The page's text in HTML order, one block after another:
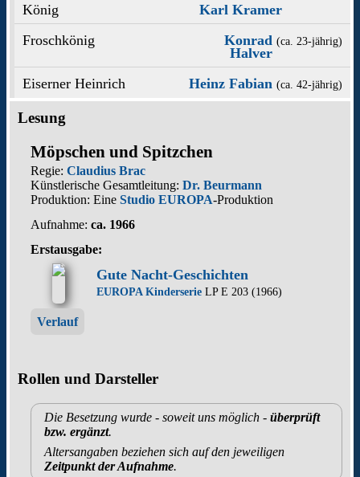
König
Karl Kramer
Froschkönig
Konrad
Halver
(ca. 23‑jährig)
Eiserner Heinrich Heinz Fabian (ca. 42‑jährig)
Lesung
Möpschen und Spitzchen
Regie: Claudius Brac
Künstlerische Gesamtleitung: Dr. Beurmann
Produktion: Eine Studio EUROPA-Produktion
Aufnahme: ca. 1966
Erstausgabe:
Gute Nacht-Geschichten
EUROPA Kinderserie LP E 203 (1966)
Verlauf
Rollen und Darsteller
Die Besetzung wurde - soweit uns möglich - überprüft
bzw. ergänzt.
Altersangaben beziehen sich auf den jeweiligen
Zeitpunkt der Aufnahme.